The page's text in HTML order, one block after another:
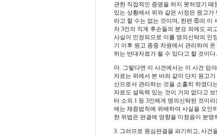
관한 직접적인 증명을 하지 못하였기
있는 상황에서 위와 같은 사정은 원고
라고 할 수는 없는 것이며, 한편 ⑥의 이
자 3인의 직계 후손들의 분묘 외에도 피
사실이 인정되므로 이를 명의신탁의 인
기 이후 원고 종중 차원에서 관리하여
하는 반대자료가 될 수 있다고 할 것이다.
마. 그렇다면 이 사건에서는 이 사건 임
자료는 위에서 본 바와 같이 단지 원고
산으로서 관리하는 것을 소홀히 하였다
자료도 설득력 있는 것이 거의 없다고
터 소외 1 등 3인에게 명의신탁된 것이
에는 채증법칙에 위배하여 사실을 오인
한 위법은 판결에 영향을 미쳤음이 분명
3. 그러므로 원심판결을 파기하고, 사건